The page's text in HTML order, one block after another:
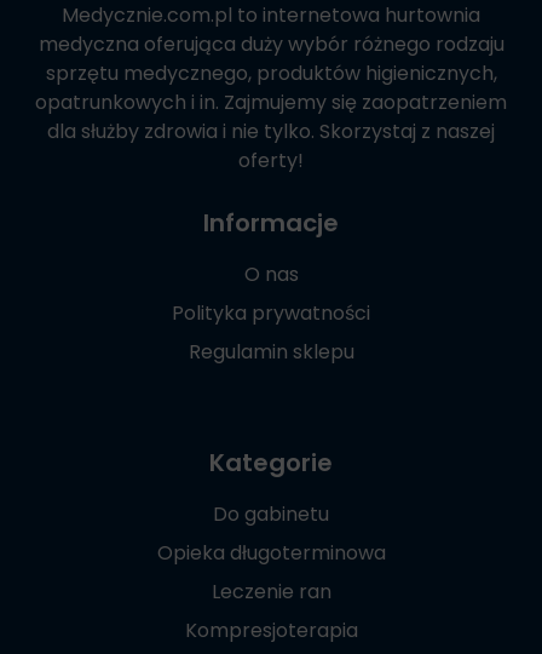
Medycznie.com.pl to internetowa hurtownia
medyczna oferująca duży wybór różnego rodzaju
sprzętu medycznego, produktów higienicznych,
opatrunkowych i in. Zajmujemy się zaopatrzeniem
dla służby zdrowia i nie tylko. Skorzystaj z naszej
oferty!
Informacje
O nas
Polityka prywatności
Regulamin sklepu
Kategorie
Do gabinetu
Opieka długoterminowa
Leczenie ran
Kompresjoterapia